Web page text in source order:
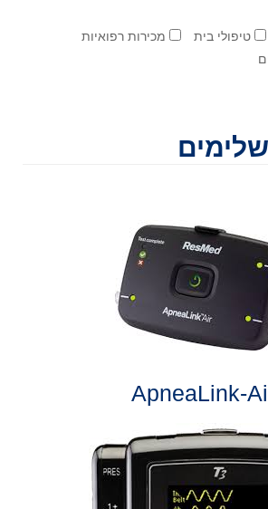
טיפולי בית
מכירות רפואיות
ApneaLink-